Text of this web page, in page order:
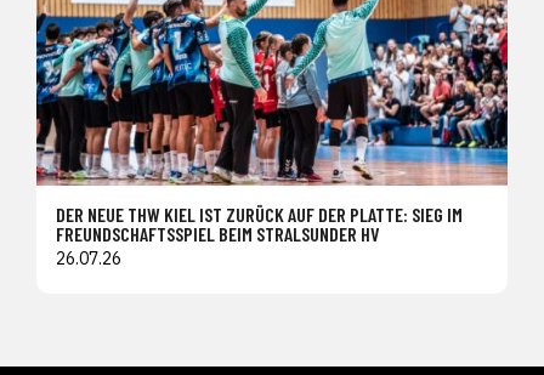
DER NEUE THW KIEL IST ZURÜCK AUF DER PLATTE: SIEG IM
FREUNDSCHAFTSSPIEL BEIM STRALSUNDER HV
26.07.26